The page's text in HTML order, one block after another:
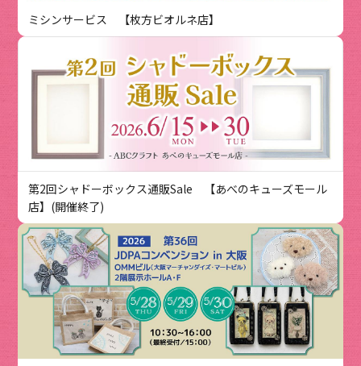
ミシンサービス 【枚方ビオルネ店】
第2回シャドーボックス通販Sale 【あべのキューズモール
店】(開催終了)